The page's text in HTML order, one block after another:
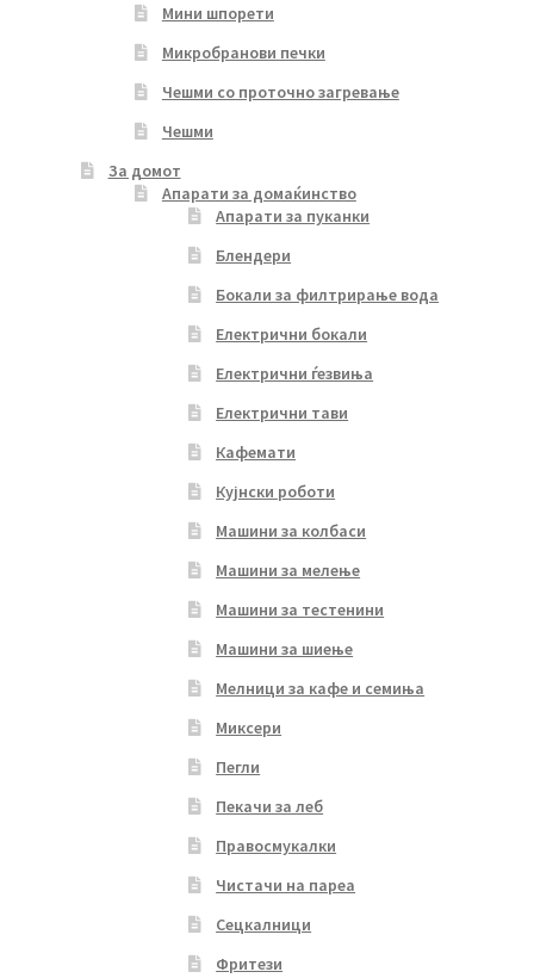
Мини шпорети
Микробранови печки
Чешми со проточно загревање
Чешми
За домот
Апарати за домаќинство
Апарати за пуканки
Блендери
Бокали за филтрирање вода
Електрични бокали
Електрични ѓезвиња
Електрични тави
Кафемати
Кујнски роботи
Машини за колбаси
Машини за мелење
Машини за тестенини
Машини за шиење
Мелници за кафе и семиња
Миксери
Пегли
Пекачи за леб
Правосмукалки
Чистачи на пареа
Сецкалници
Фритези